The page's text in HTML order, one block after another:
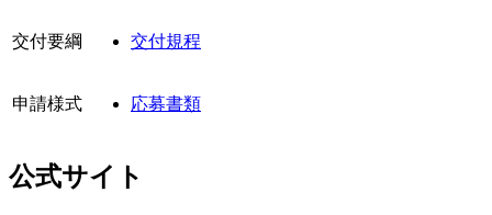
交付要綱 交付規程
申請様式 応募書類
公式サイト